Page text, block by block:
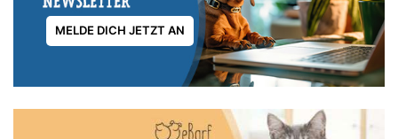
MELDE DICH JETZT AN